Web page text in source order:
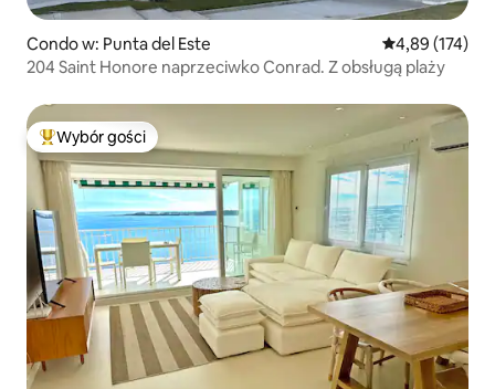
Condo w: Punta del Este Średnia
4,89 (174)
204 Saint Honore naprzeciwko Conrad. Z obsługą plaży
Najpopularniejsze z kategorii Wybór gości
Wybór gości